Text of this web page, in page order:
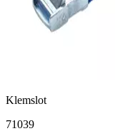
Klemslot
71039